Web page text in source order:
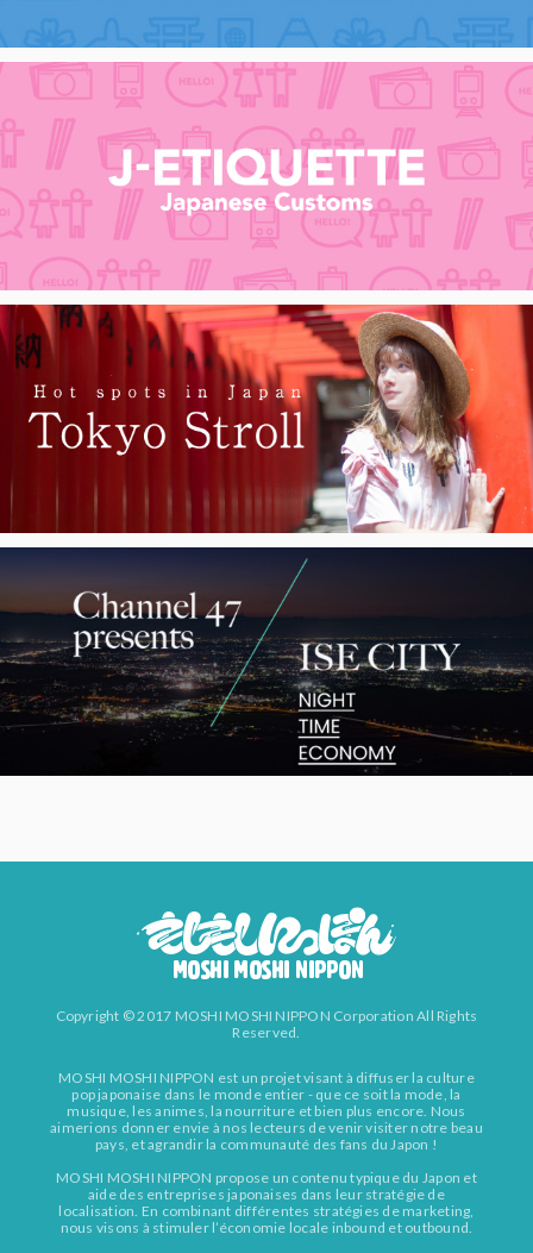
Copyright © 2017 MOSHI MOSHI NIPPON Corporation All Rights
Reserved.
MOSHI MOSHI NIPPON est un projet visant à diffuser la culture
pop japonaise dans le monde entier - que ce soit la mode, la
musique, les animes, la nourriture et bien plus encore. Nous
aimerions donner envie à nos lecteurs de venir visiter notre beau
pays, et agrandir la communauté des fans du Japon !
MOSHI MOSHI NIPPON propose un contenu typique du Japon et
aide des entreprises japonaises dans leur stratégie de
localisation. En combinant différentes stratégies de marketing,
nous visons à stimuler l’économie locale inbound et outbound.